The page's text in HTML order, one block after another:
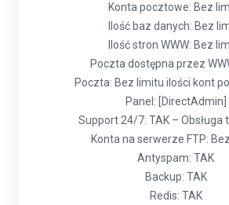
Konta pocztowe: Bez
Ilość baz danych: Bez
Ilość stron WWW: Bez
Poczta dostępna przez
Poczta: Bez limitu ilości kont
Panel: [DirectAdmin]
Support 24/7: TAK – Obsługa
Konta na serwerze FTP:
Antyspam: TAK
Backup: TAK
Redis: TAK